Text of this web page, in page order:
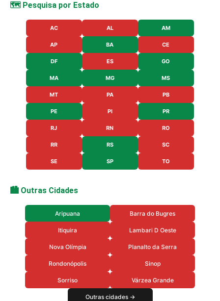
🗺️ Pesquisa por Estado
AC AL AM
AP BA CE
DF ES GO
MA MG MS
MT PA PB
PE PI PR
RJ RN RO
RR RS SC
SE SP TO
🏙️ Outras Cidades
Aripuana Barra do Bugres
Itiquira Lambari D Oeste
Nova Olímpia Planalto da Serra
Rondonópolis Sinop
Sorriso Várzea Grande
Outras cidades →